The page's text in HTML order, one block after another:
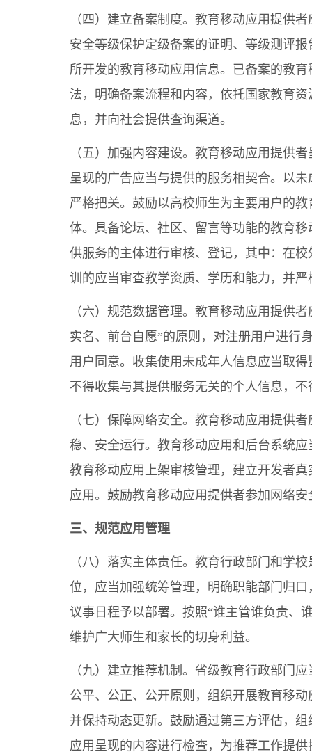
（四）建立备案制度。教育移动应用提供
安全等级保护定级备案的证明、等级测评
所开发的教育移动应用信息。已备案的教
法，明确备案流程和内容，依托国家教育
息，并向社会提供查询渠道。
（五）加强内容建设。教育移动应用提供
呈现的广告应当与提供的服务相契合。以
严格把关。鼓励以高校师生为主要用户的
体。具备论坛、社区、留言等功能的教育
供服务的主体进行审核、登记，其中：在
训的应当审查教学资质、学历和能力，并
（六）规范数据管理。教育移动应用提供
实名、前台自愿”的原则，对注册用户进行
用户同意。收集使用未成年人信息应当取
不得收集与其提供服务无关的个人信息，
（七）保障网络安全。教育移动应用提供
稳、安全运行。教育移动应用和后台系统
教育移动应用上架审核管理，建立开发者
应用。鼓励教育移动应用提供者参加网络
三、规范应用管理
（八）落实主体责任。教育行政部门和学
位，应当加强统筹管理，明确职能部门归
议事日程予以部署。按照“谁主管谁负责、
维护广大师生和家长的切身利益。
（九）建立推荐机制。省级教育行政部门
公平、公正、公开原则，组织开展教育移
并保持动态更新。鼓励通过第三方评估，
应用呈现的内容进行检查，为推荐工作提供